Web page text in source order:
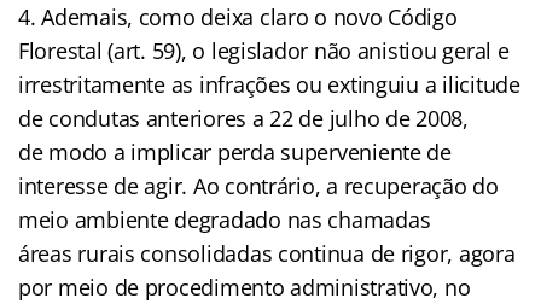
4. Ademais, como deixa claro o novo Código
Florestal (art. 59), o legislador não anistiou geral e
irrestritamente as infrações ou extinguiu a ilicitude
de condutas anteriores a 22 de julho de 2008,
de modo a implicar perda superveniente de
interesse de agir. Ao contrário, a recuperação do
meio ambiente degradado nas chamadas
áreas rurais consolidadas continua de rigor, agora
por meio de procedimento administrativo, no